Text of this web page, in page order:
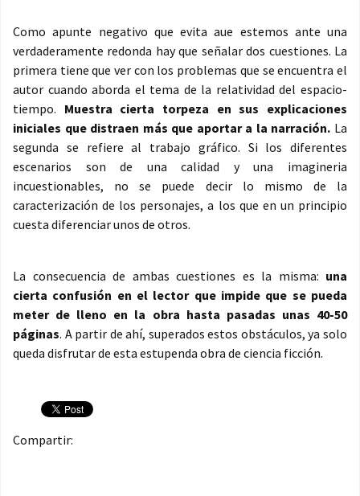
Como apunte negativo que evita aue estemos ante una
verdaderamente redonda hay que señalar dos cuestiones. La
primera tiene que ver con los problemas que se encuentra el
autor cuando aborda el tema de la relatividad del espacio-
tiempo. Muestra cierta torpeza en sus explicaciones
iniciales que distraen más que aportar a la narración. La
segunda se refiere al trabajo gráfico. Si los diferentes
escenarios son de una calidad y una imagineria
incuestionables, no se puede decir lo mismo de la
caracterización de los personajes, a los que en un principio
cuesta diferenciar unos de otros.
La consecuencia de ambas cuestiones es la misma: una
cierta confusión en el lector que impide que se pueda
meter de lleno en la obra hasta pasadas unas 40-50
páginas. A partir de ahí, superados estos obstáculos, ya solo
queda disfrutar de esta estupenda obra de ciencia ficción.
Compartir: